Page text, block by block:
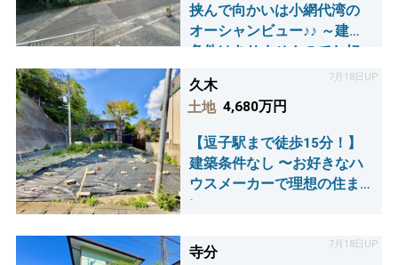
挟んで向かいは小網代湾の
オーシャンビュー♪♪ ～建築
条件はありませんのでお好
きな建築会社で建築可能で
す～
7月18日UP
久木
土地 4,680万円
【逗子駅まで徒歩15分！】
建築条件なし 〜お好きなハ
ウスメーカーで理想の住ま
い～
7月18日UP
寺分